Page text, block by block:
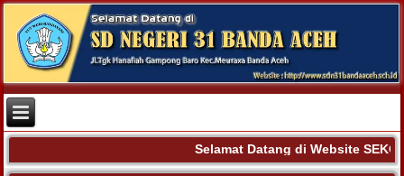
Selamat Datang di Website